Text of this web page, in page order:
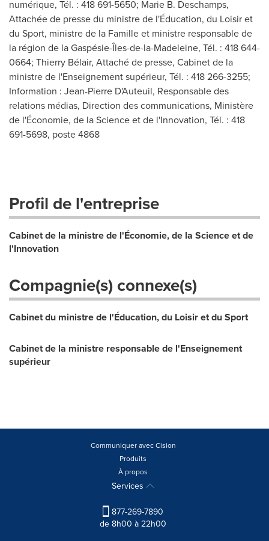
numérique, Tél. : 418 691-5650; Marie B. Deschamps,
Attachée de presse du ministre de l'Éducation, du Loisir et
du Sport, ministre de la Famille et ministre responsable de
la région de la Gaspésie-Îles-de-la-Madeleine, Tél. : 418 644-
0664; Thierry Bélair, Attaché de presse, Cabinet de la
ministre de l'Enseignement supérieur, Tél. : 418 266-3255;
Information : Jean-Pierre D'Auteuil, Responsable des
relations médias, Direction des communications, Ministère
de l'Économie, de la Science et de l'Innovation, Tél. : 418
691-5698, poste 4868
Profil de l'entreprise
Cabinet de la ministre de l'Économie, de la Science et de
l'Innovation
Compagnie(s) connexe(s)
Cabinet du ministre de l'Éducation, du Loisir et du Sport
Cabinet de la ministre responsable de l'Enseignement
supérieur
Communiquer avec Cision
Produits
À propos
Services
877-269-7890
de 8h00 à 22h00